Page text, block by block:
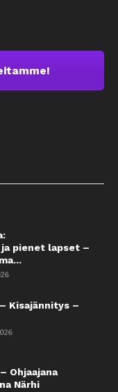
pienet lapset –
Kisajännitys –
Ohjaajana
Närhi